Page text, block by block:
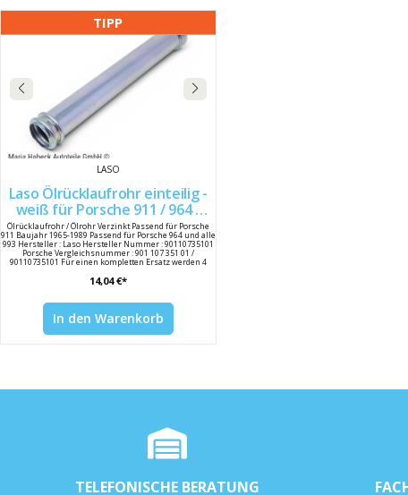
TIPP
LASO
Laso Ölrücklaufrohr einteilig -
weiß für Porsche 911 / 964 /
993 90110735101
Ölrücklaufrohr / Ölrohr Verzinkt Passend für Porsche
911 Baujahr 1965-1989 Passend für Porsche 964 und alle
993 Hersteller : Laso Hersteller Nummer : 90110735101
Porsche Vergleichsnummer : 901 107 351 01 /
90110735101 Für einen kompletten Ersatz werden 4
14,04 €*
In den Warenkorb
TELEFONISCHE BERATUNG